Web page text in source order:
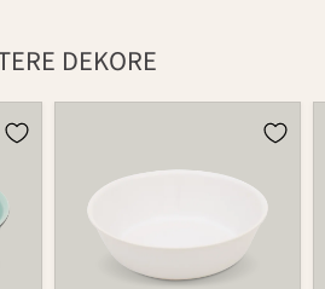
DEKORE